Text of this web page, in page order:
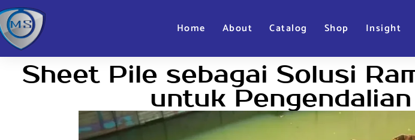
Home About Catalog Shop Insight
Sheet Pile sebagai Solusi
untuk